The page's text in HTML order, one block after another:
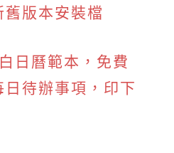
版本安裝檔
日曆範本，免費
待辦事項，印下